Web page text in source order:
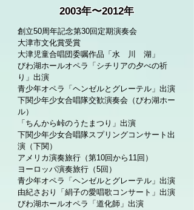
2003年〜2012年
創立50周年記念第30回定期演奏会
大津市文化賞受賞
大津児童合唱団委嘱作品「水 川 湖」
びわ湖ホールオペラ「シチリアの夕べの祈
り」出演
青少年オペラ「ヘンゼルとグレーテル」出演
下関少年少女合唱隊交歓演奏会（びわ湖ホー
ル）
「ちんから峠のうたまつり」出演
下関少年少女合唱隊スプリングコンサート出
演（下関）
アメリカ演奏旅行（第10回から11回）
ヨーロッパ演奏旅行（5回）
青少年オペラ「ヘンゼルとグレーテル」出演
由紀さおり「絹子の愛唱歌コンサート」出演
びわ湖ホールオペラ「道化師」出演